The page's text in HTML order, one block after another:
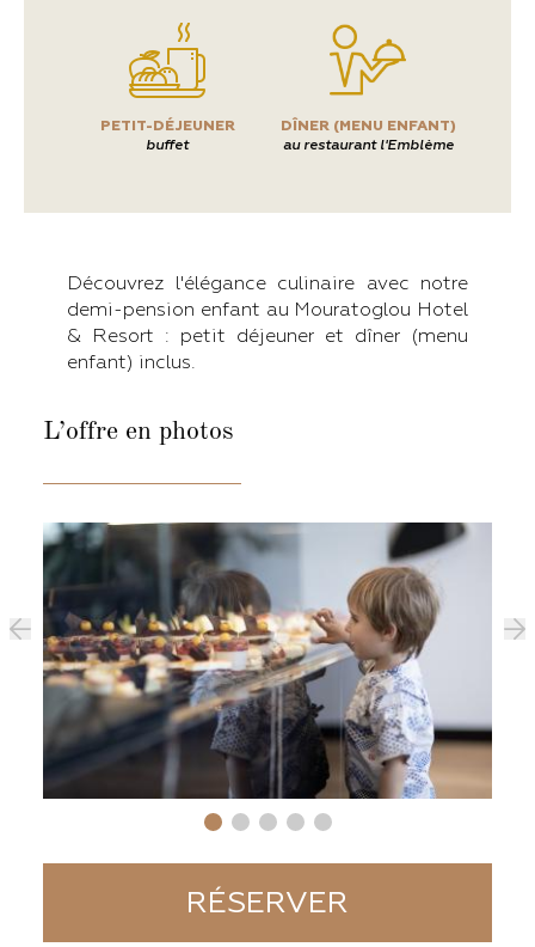
PETIT-DÉJEUNER
buffet
DÎNER (MENU ENFANT)
au restaurant l'Emblème
Découvrez l'élégance culinaire avec notre
demi-pension enfant au Mouratoglou Hotel
& Resort : petit déjeuner et dîner (menu
enfant) inclus.
L’offre en photos
RÉSERVER